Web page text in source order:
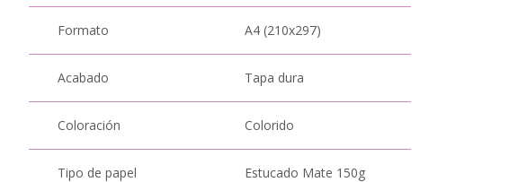
Formato A4 (210x297)
Acabado Tapa dura
Coloración Colorido
Tipo de papel Estucado Mate 150g